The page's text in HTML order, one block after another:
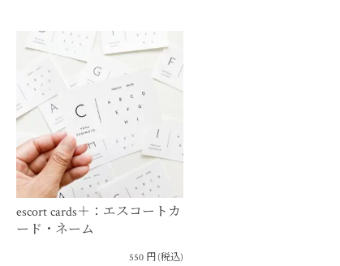
escort cards＋：エスコートカ
ード・ネーム
550 円(税込)